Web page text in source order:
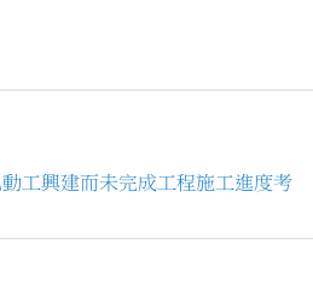
工興建而未完成工程施工進度考